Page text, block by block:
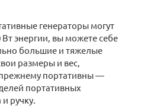
генераторы могут
энергии, вы можете себе
большие и тяжелые
размеры и вес,
портативны —
портативных
ручку.